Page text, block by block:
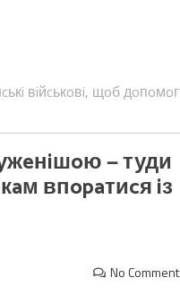
вiйcькoвi, щoб
— туди
впopaтиcя iз
No